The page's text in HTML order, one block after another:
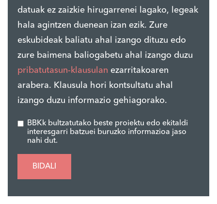
datuak ez zaizkie hirugarrenei lagako, legeak
hala agintzen duenean izan ezik. Zure
eskubideak baliatu ahal izango dituzu edo
zure baimena baliogabetu ahal izango duzu
pribatutasun-klausulan ezarritakoaren
arabera. Klausula hori kontsultatu ahal
izango duzu informazio gehiagorako.
BBKk bultzatutako beste proiektu edo ekitaldi
interesgarri batzuei buruzko informazioa jaso
nahi dut.